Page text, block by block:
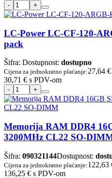
LC-Power LC-CF-120-
pack
Šifra: Dostupnost: dostupno
Cijena za jednokratno plaćanje:27,64 €
30,71 € s PDV-om
Memorija RAM DDR4
3200MHz CL22 SO-
Šifra: 090321144Dostupnost:
Cijena za jednokratno plaćanje:122,63
136,25 € s PDV-om